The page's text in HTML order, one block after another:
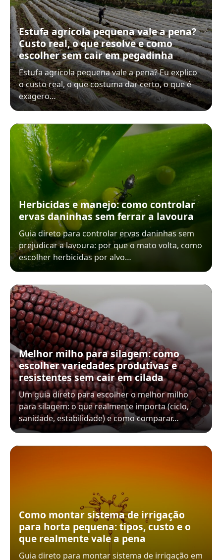
Estufa agrícola pequena vale a pena?
Custo real, o que resolve e como
escolher sem cair em pegadinha
Estufa agrícola pequena vale a pena? Eu explico
o custo real, o que costuma dar certo, o que é
exagero…
Herbicidas e manejo: como controlar
ervas daninhas sem ferrar a lavoura
Guia direto para controlar ervas daninhas sem
prejudicar a lavoura: por que o mato volta, como
escolher herbicidas por alvo…
Melhor milho para silagem: como
escolher variedades produtivas e
resistentes sem cair em cilada
Um guia direto para escolher o melhor milho
para silagem: o que realmente importa (ciclo,
sanidade, estabilidade) e como comparar…
Como montar sistema de irrigação
para horta pequena: tipos, custo e o
que realmente vale a pena
Guia direto para montar sistema de irrigação em